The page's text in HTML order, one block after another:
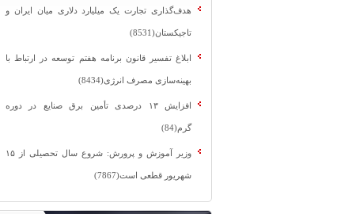
هدف‌گذاری تجارت یک میلیارد دلاری میان ایران و
تاجیکستان(8531)
ابلاغ تفسیر قانون برنامه هفتم توسعه در ارتباط با
بهینه‌سازی مصرف انرژی(8434)
افزایش ۱۳ درصدی تأمین برق صنایع در دوره
گرم(84)
وزیر آموزش و پرورش: شروع سال تحصیلی از ۱۵
شهریور قطعی است(7867)